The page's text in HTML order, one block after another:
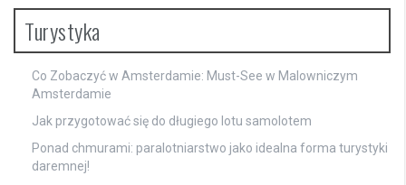
Turystyka
Co Zobaczyć w Amsterdamie: Must-See w Malowniczym
Amsterdamie
Jak przygotować się do długiego lotu samolotem
Ponad chmurami: paralotniarstwo jako idealna forma turystyki
daremnej!